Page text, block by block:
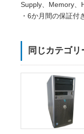
Supply、Memory、
・6か月間の保証付
同じカテゴ